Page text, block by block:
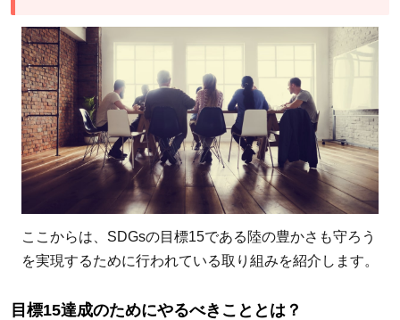
ここからは、SDGsの目標15である陸の豊かさも守ろう
を実現するために行われている取り組みを紹介します。
目標15達成のためにやるべきこととは？